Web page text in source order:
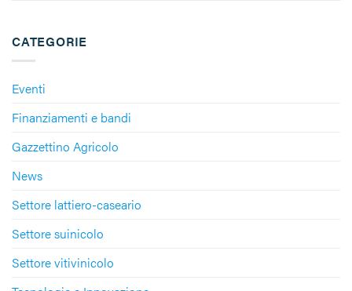
CATEGORIE
Eventi
Finanziamenti e bandi
Gazzettino Agricolo
News
Settore lattiero-caseario
Settore suinicolo
Settore vitivinicolo